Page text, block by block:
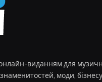
виданням для
моди,